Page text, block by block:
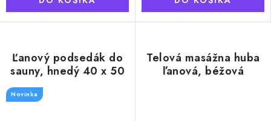
Ľanový podsedák do
sauny, hnedý 40 x 50
Novinka
Telová masážna huba
ľanová, béžová